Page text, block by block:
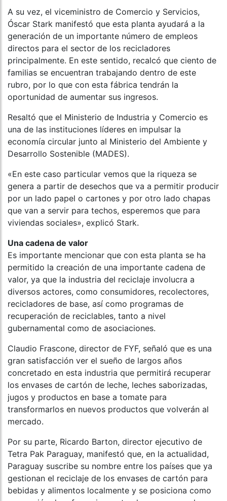
A su vez, el viceministro de Comercio y Servicios,
Óscar Stark manifestó que esta planta ayudará a la
generación de un importante número de empleos
directos para el sector de los recicladores
principalmente. En este sentido, recalcó que ciento de
familias se encuentran trabajando dentro de este
rubro, por lo que con esta fábrica tendrán la
oportunidad de aumentar sus ingresos.
Resaltó que el Ministerio de Industria y Comercio es
una de las instituciones líderes en impulsar la
economía circular junto al Ministerio del Ambiente y
Desarrollo Sostenible (MADES).
«En este caso particular vemos que la riqueza se
genera a partir de desechos que va a permitir producir
por un lado papel o cartones y por otro lado chapas
que van a servir para techos, esperemos que para
viviendas sociales», explicó Stark.
Una cadena de valor
Es importante mencionar que con esta planta se ha
permitido la creación de una importante cadena de
valor, ya que la industria del reciclaje involucra a
diversos actores, como consumidores, recolectores,
recicladores de base, así como programas de
recuperación de reciclables, tanto a nivel
gubernamental como de asociaciones.
Claudio Frascone, director de FYF, señaló que es una
gran satisfacción ver el sueño de largos años
concretado en esta industria que permitirá recuperar
los envases de cartón de leche, leches saborizadas,
jugos y productos en base a tomate para
transformarlos en nuevos productos que volverán al
mercado.
Por su parte, Ricardo Barton, director ejecutivo de
Tetra Pak Paraguay, manifestó que, en la actualidad,
Paraguay suscribe su nombre entre los países que ya
gestionan el reciclaje de los envases de cartón para
bebidas y alimentos localmente y se posiciona como